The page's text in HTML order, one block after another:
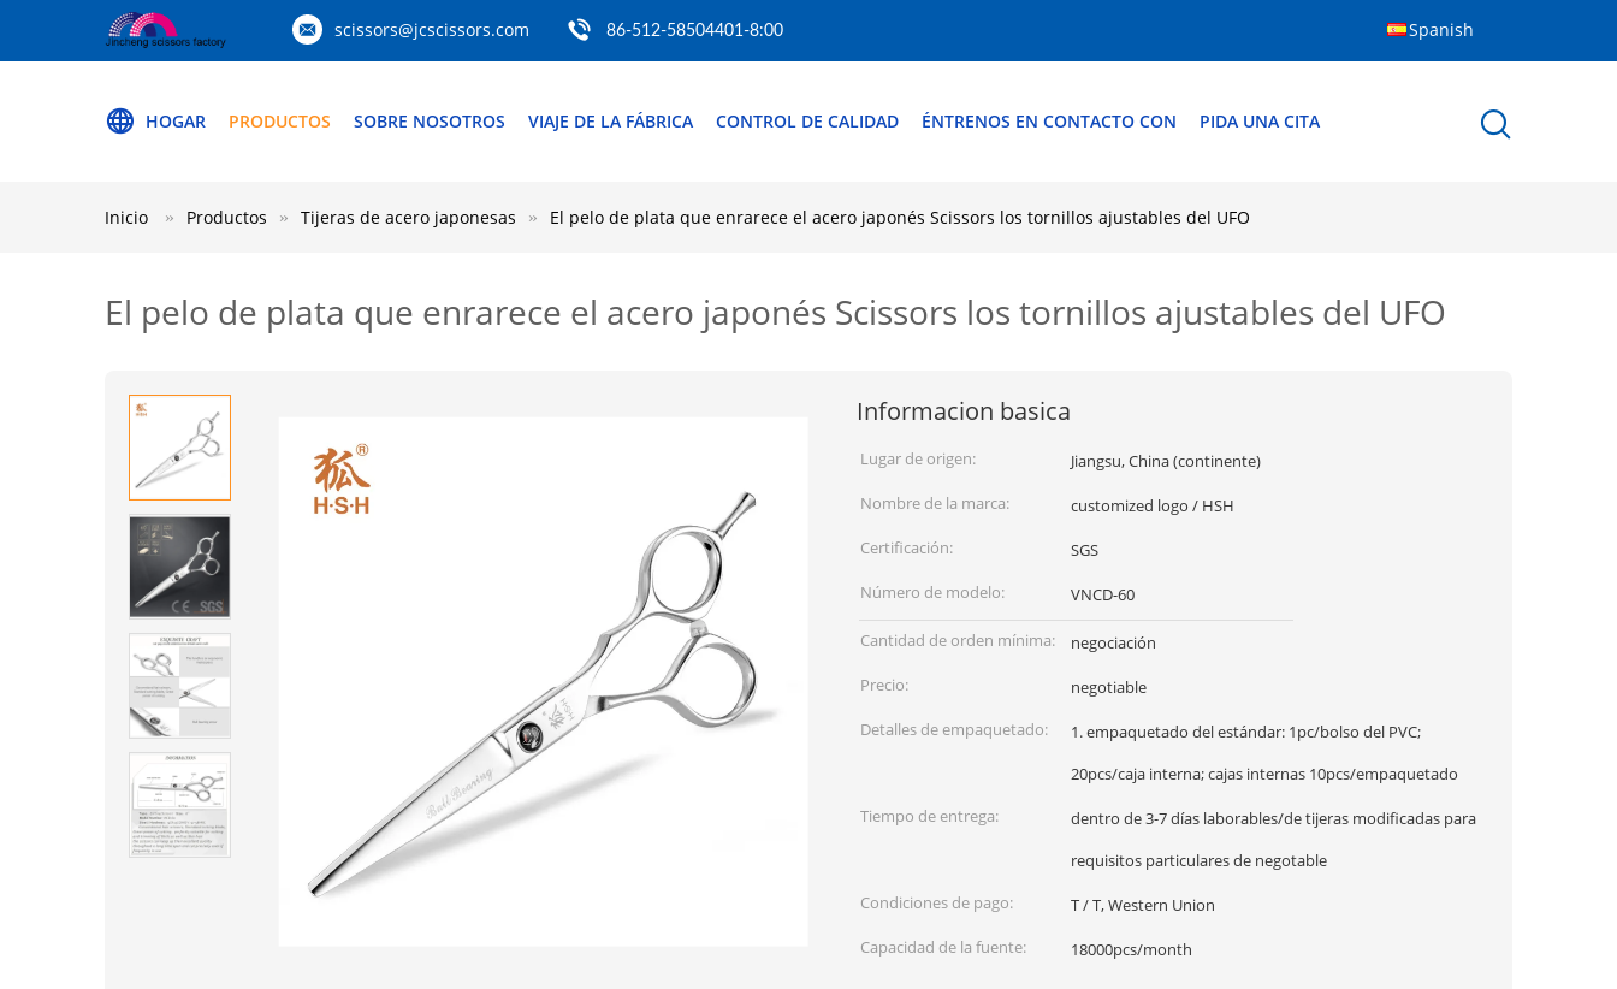
scissors@jcscissors.com 86-512-58504401-8:00 Spanish
HOGAR PRODUCTOS SOBRE NOSOTROS VIAJE DE LA FÁBRICA CONTROL DE CALIDAD ÉNTRENOS EN CONTACTO CON PIDA UNA CITA
Inicio Productos Tijeras de acero japonesas El pelo de plata que enrarece el acero japonés Scissors los tornillos ajustables del UFO
El pelo de plata que enrarece el acero japonés Scissors los tornillos ajustables del UFO
Informacion basica
Lugar de origen:
Jiangsu, China (continente)
Nombre de la marca:
customized logo / HSH
Certificación:
SGS
Número de modelo:
VNCD-60
Cantidad de orden mínima:
negociación
Precio:
negotiable
Detalles de empaquetado:
1. empaquetado del estándar: 1pc/bolso del PVC;
20pcs/caja interna; cajas internas 10pcs/empaquetado
Tiempo de entrega:
dentro de 3-7 días laborables/de tijeras modificadas para
requisitos particulares de negotable
Condiciones de pago:
T / T, Western Union
Capacidad de la fuente:
18000pcs/month